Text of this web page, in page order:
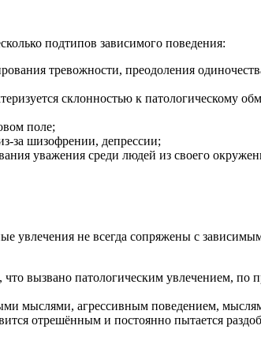
подтипов зависимого поведения:
тревожности, преодоления
склонностью к патологическому
поле;
за шизофрении, депрессии;
уважения среди людей из своего
увлечения не всегда сопряжены с
вызвано патологическим увлечением, по
мыслями, агрессивным поведением,
отрешённым и постоянно пытается